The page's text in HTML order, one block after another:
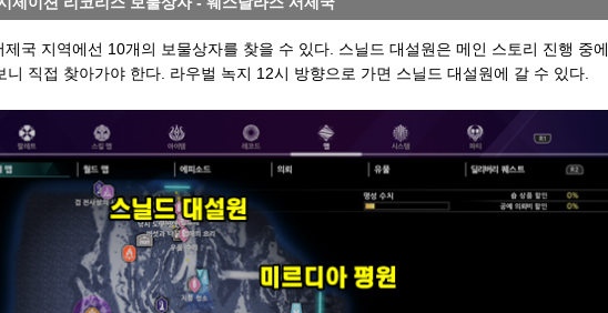
국 지역에선 10개의 보물상자를 찾을 수 있다. 스닐드 대설원은 메인 스토리 진행 중에
직접 찾아가야 한다. 라우벌 녹지 12시 방향으로 가면 스닐드 대설원에 갈 수 있다.